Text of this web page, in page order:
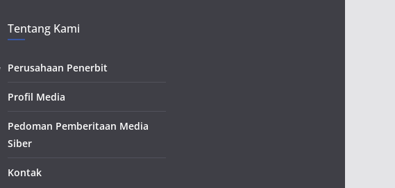
Tentang Kami
Perusahaan Penerbit
Profil Media
Pedoman Pemberitaan Media
Siber
Kontak